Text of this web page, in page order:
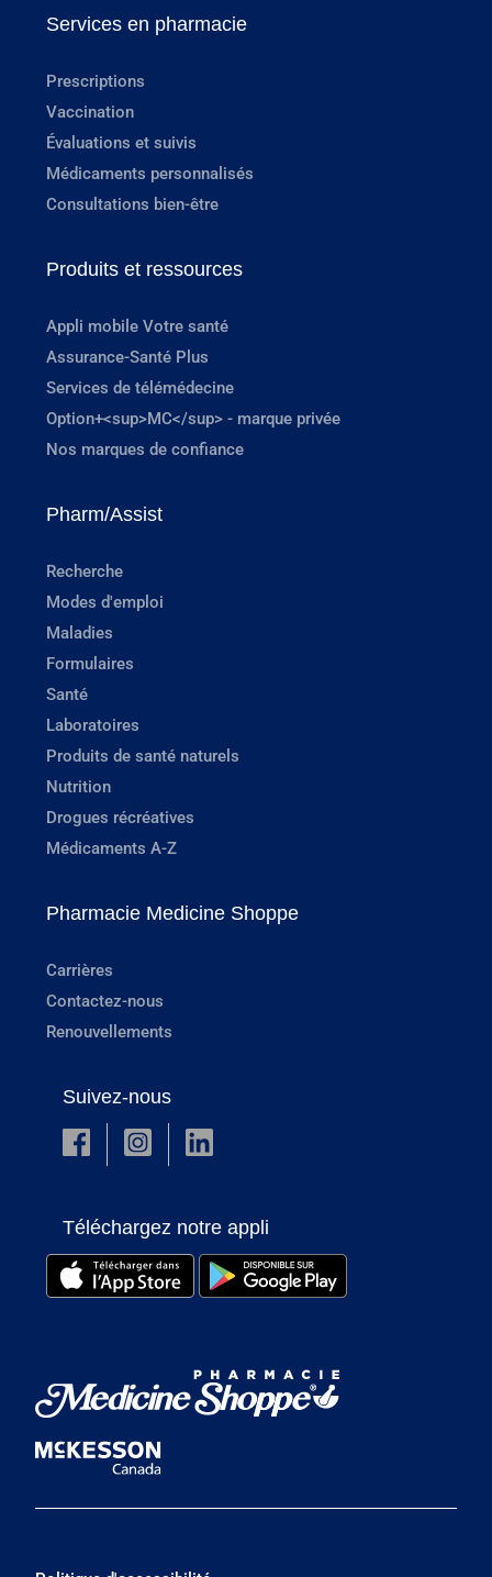
Services en pharmacie
Prescriptions
Vaccination
Évaluations et suivis
Médicaments personnalisés
Consultations bien-être
Produits et ressources
Appli mobile Votre santé
Assurance-Santé Plus
Services de télémédecine
Option+<sup>MC</sup> - marque privée
Nos marques de confiance
Pharm/Assist
Recherche
Modes d'emploi
Maladies
Formulaires
Santé
Laboratoires
Produits de santé naturels
Nutrition
Drogues récréatives
Médicaments A-Z
Pharmacie Medicine Shoppe
Carrières
Contactez-nous
Renouvellements
Suivez-nous
Téléchargez notre appli